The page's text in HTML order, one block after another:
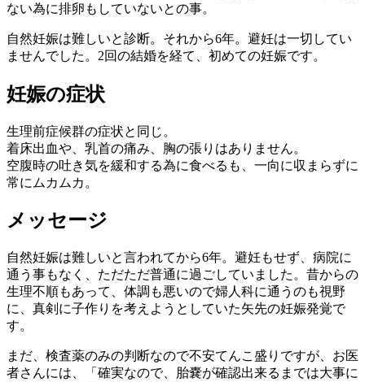
ない為に排卵もしていないとの事。
自然妊娠は難しいと診断。それから6年。避妊は一切してい
ませんでした。2回の結婚を経て、初めての妊娠です。
妊娠の症状
生理前症候群の症状と同じ。
着床出血や、乳首の痛み、胸の張りはありません。
空腹時の吐き気を緩和する為に食べるも、一向に収まらずに
常にムカムカ。
メッセージ
自然妊娠は難しいと言われてから6年。避妊もせず、病院に
通う事もなく、ただただ普通に過ごしていました。昔からの
生理不順もあって、体調も悪いので婦人科に通うのも視野
に、真剣に子作りを考えようとしていた矢先の妊娠発覚で
す。
まだ、検査薬のみの判断なので不安てんこ盛りですが、お医
者さんには、「確実なので、胎嚢が確認出来るまでは大事に